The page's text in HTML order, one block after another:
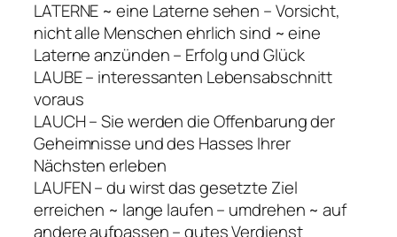
LATERNE ~ eine Laterne sehen – Vorsicht,
nicht alle Menschen ehrlich sind ~ eine
Laterne anzünden – Erfolg und Glück
LAUBE – interessanten Lebensabschnitt
voraus
LAUCH – Sie werden die Offenbarung der
Geheimnisse und des Hasses Ihrer
Nächsten erleben
LAUFEN – du wirst das gesetzte Ziel
erreichen ~ lange laufen – umdrehen ~ auf
andere aufpassen – gutes Verdienst